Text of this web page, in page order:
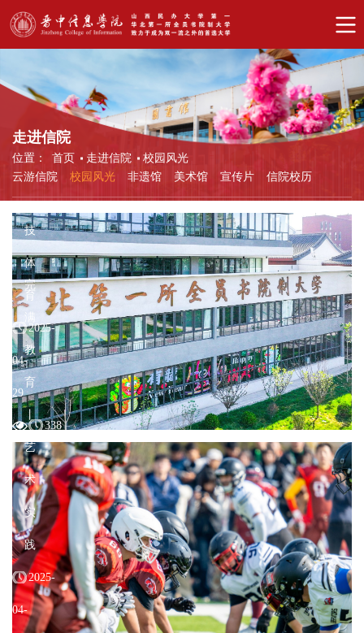
走进信院
位置： 首页 走进信院
校园风光
云游信院
校园风光 非遗馆 美术馆 宣传片 信院校历
社
2025-
04-
29
846
完
教
育
丨
竞
技
体
育
2025-
04-
29
338
完
满
教
育
丨
艺
术
实
践
2025-
04-
完
满
教
育
丨
志
愿
服
务
2025-
04-
29
打
完
满
教
育
丨